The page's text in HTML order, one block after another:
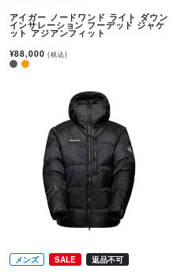
アイガー ノードワンド ライト ダウン
インサレーション フーデッド ジャケ
ット アジアンフィット
¥88,000(税込)
メンズ SALE 返品不可